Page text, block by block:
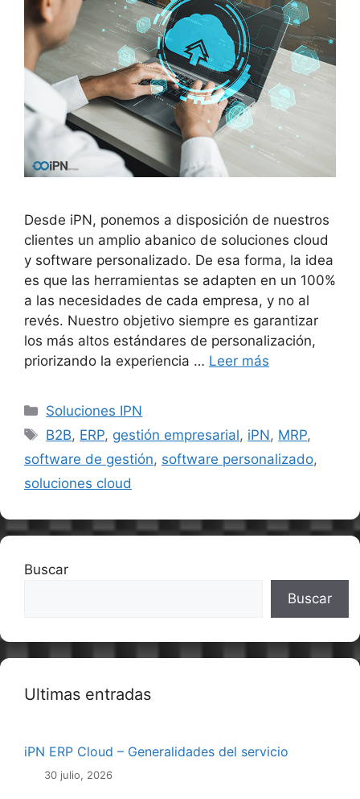
Desde iPN, ponemos a disposición de nuestros
clientes un amplio abanico de soluciones cloud
y software personalizado. De esa forma, la idea
es que las herramientas se adapten en un 100%
a las necesidades de cada empresa, y no al
revés. Nuestro objetivo siempre es garantizar
los más altos estándares de personalización,
priorizando la experiencia … Leer más
Categorías
Soluciones IPN
Etiquetas
B2B, ERP, gestión empresarial, iPN, MRP,
software de gestión, software personalizado,
soluciones cloud
Buscar
Buscar
Ultimas entradas
iPN ERP Cloud – Generalidades del servicio
30 julio, 2026